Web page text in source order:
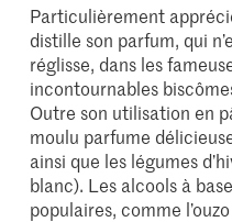
Particulièrement
distille son parfum, qui
réglisse, dans les
incontournables
Outre son utilisation en
moulu parfume
ainsi que les légumes
blanc). Les alcools à
populaires, comme